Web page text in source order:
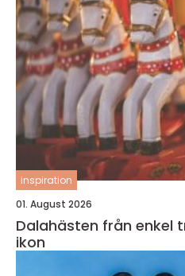
inspiration
01. August 2026
Dalahästen från enkel träleksak till svensk
ikon